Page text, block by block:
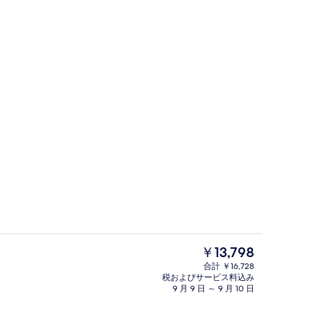
パソコン用作業スペース、アイロン / アイロン台、可動式ベッド
施設の正面 (日没後)
現
在
の
料
￥13,798
合計 ￥16,728
税およびサービス料込み
9 月 9 日 ～ 9 月 10 日